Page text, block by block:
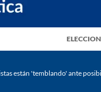
están 'temblando' ante